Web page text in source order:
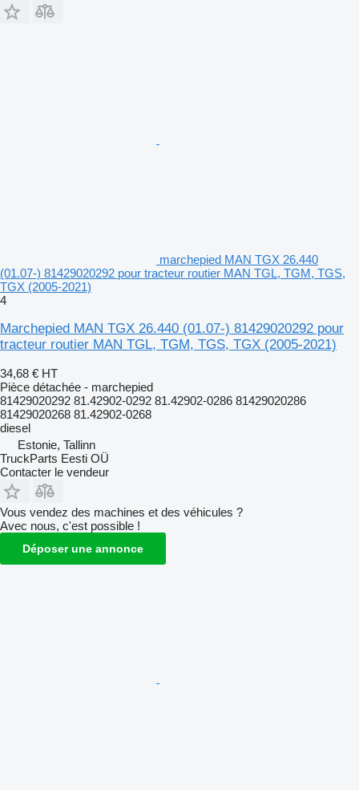
marchepied MAN TGX 26.440
(01.07-) 81429020292 pour tracteur routier MAN TGL, TGM, TGS,
TGX (2005-2021)
4
Marchepied MAN TGX 26.440 (01.07-) 81429020292 pour
tracteur routier MAN TGL, TGM, TGS, TGX (2005-2021)
34,68 € HT
Pièce détachée - marchepied
81429020292 81.42902-0292 81.42902-0286 81429020286
81429020268 81.42902-0268
diesel
Estonie, Tallinn
TruckParts Eesti OÜ
Contacter le vendeur
Vous vendez des machines et des véhicules ?
Avec nous, c'est possible !
Déposer une annonce